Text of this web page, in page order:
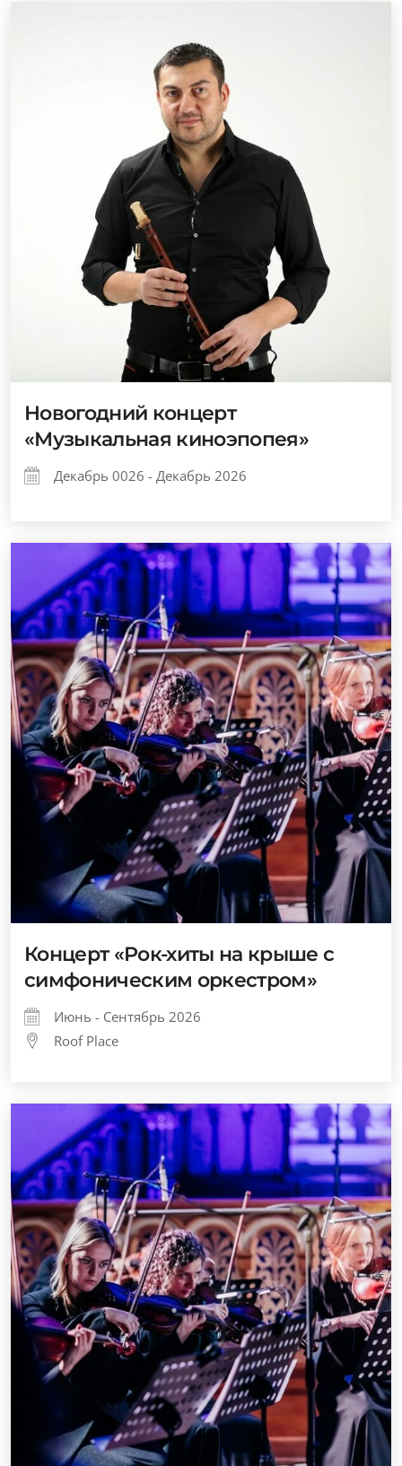
Новогодний концерт
«Музыкальная киноэпопея»
Декабрь 0026 - Декабрь 2026
Концерт «Рок-хиты на крыше с
симфоническим оркестром»
Июнь - Сентябрь 2026
Roof Place